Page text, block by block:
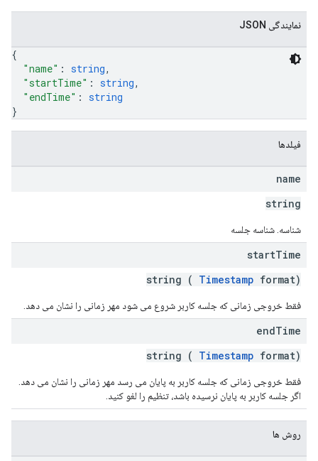
نمایندگی JSON
{
"name" : string,
"startTime" : string,
"endTime" : string
}
فیلدها
name
string
شناسه. شناسه جلسه
startTime
string ( Timestamp format)
فقط خروجی زمانی که جلسه کاربر شروع می شود مهر زمانی را نشان می دهد.
endTime
string ( Timestamp format)
فقط خروجی زمانی که جلسه کاربر به پایان می رسد مهر زمانی را نشان می دهد.
اگر جلسه کاربر به پایان نرسیده باشد، تنظیم را لغو کنید.
روش ها